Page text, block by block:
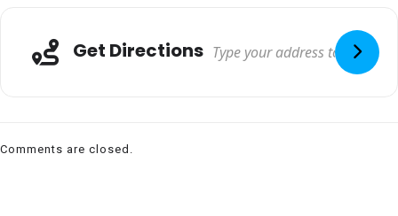
Get Directions
Comments are closed.